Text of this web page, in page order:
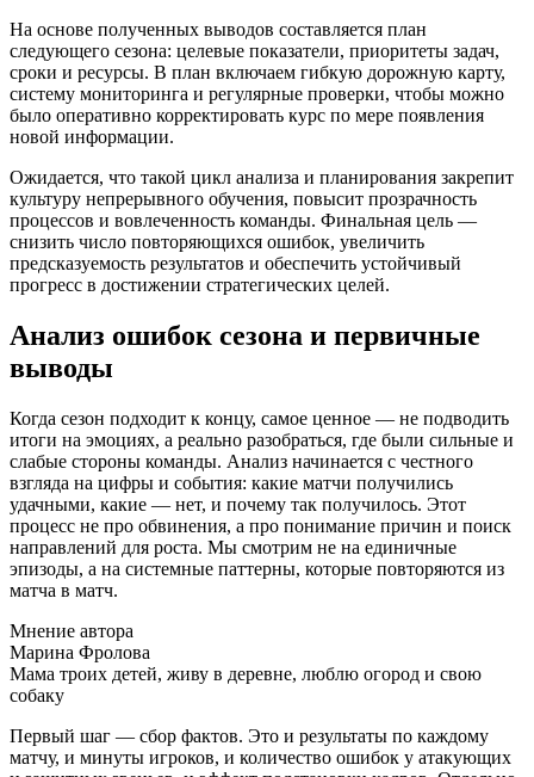
На основе полученных выводов составляется план
следующего сезона: целевые показатели, приоритеты задач,
сроки и ресурсы. В план включаем гибкую дорожную карту,
систему мониторинга и регулярные проверки, чтобы можно
было оперативно корректировать курс по мере появления
новой информации.
Ожидается, что такой цикл анализа и планирования закрепит
культуру непрерывного обучения, повысит прозрачность
процессов и вовлеченность команды. Финальная цель —
снизить число повторяющихся ошибок, увеличить
предсказуемость результатов и обеспечить устойчивый
прогресс в достижении стратегических целей.
Анализ ошибок сезона и первичные
выводы
Когда сезон подходит к концу, самое ценное — не подводить
итоги на эмоциях, а реально разобраться, где были сильные и
слабые стороны команды. Анализ начинается с честного
взгляда на цифры и события: какие матчи получились
удачными, какие — нет, и почему так получилось. Этот
процесс не про обвинения, а про понимание причин и поиск
направлений для роста. Мы смотрим не на единичные
эпизоды, а на системные паттерны, которые повторяются из
матча в матч.
Мнение автора
Марина Фролова
Мама троих детей, живу в деревне, люблю огород и свою
собаку
Первый шаг — сбор фактов. Это и результаты по каждому
матчу, и минуты игроков, и количество ошибок у атакующих